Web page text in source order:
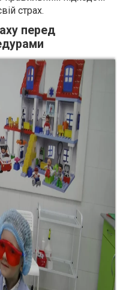
страх.
перед